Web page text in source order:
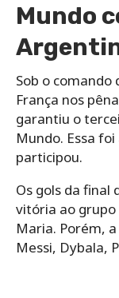
Mundo
Sob o comando
França nos
garantiu o
Mundo. Essa
participou.
Os gols da final
vitória ao grupo
Maria. Porém,
Messi, Dybala,